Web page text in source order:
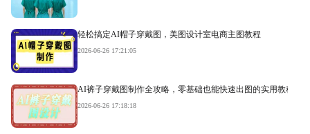
轻松搞定AI帽子穿戴图，美图设计室电商主图教程
2026-06-26 17:21:05
AI裤子穿戴图制作全攻略，零基础也能快速出图的实用教程
2026-06-26 17:18:18